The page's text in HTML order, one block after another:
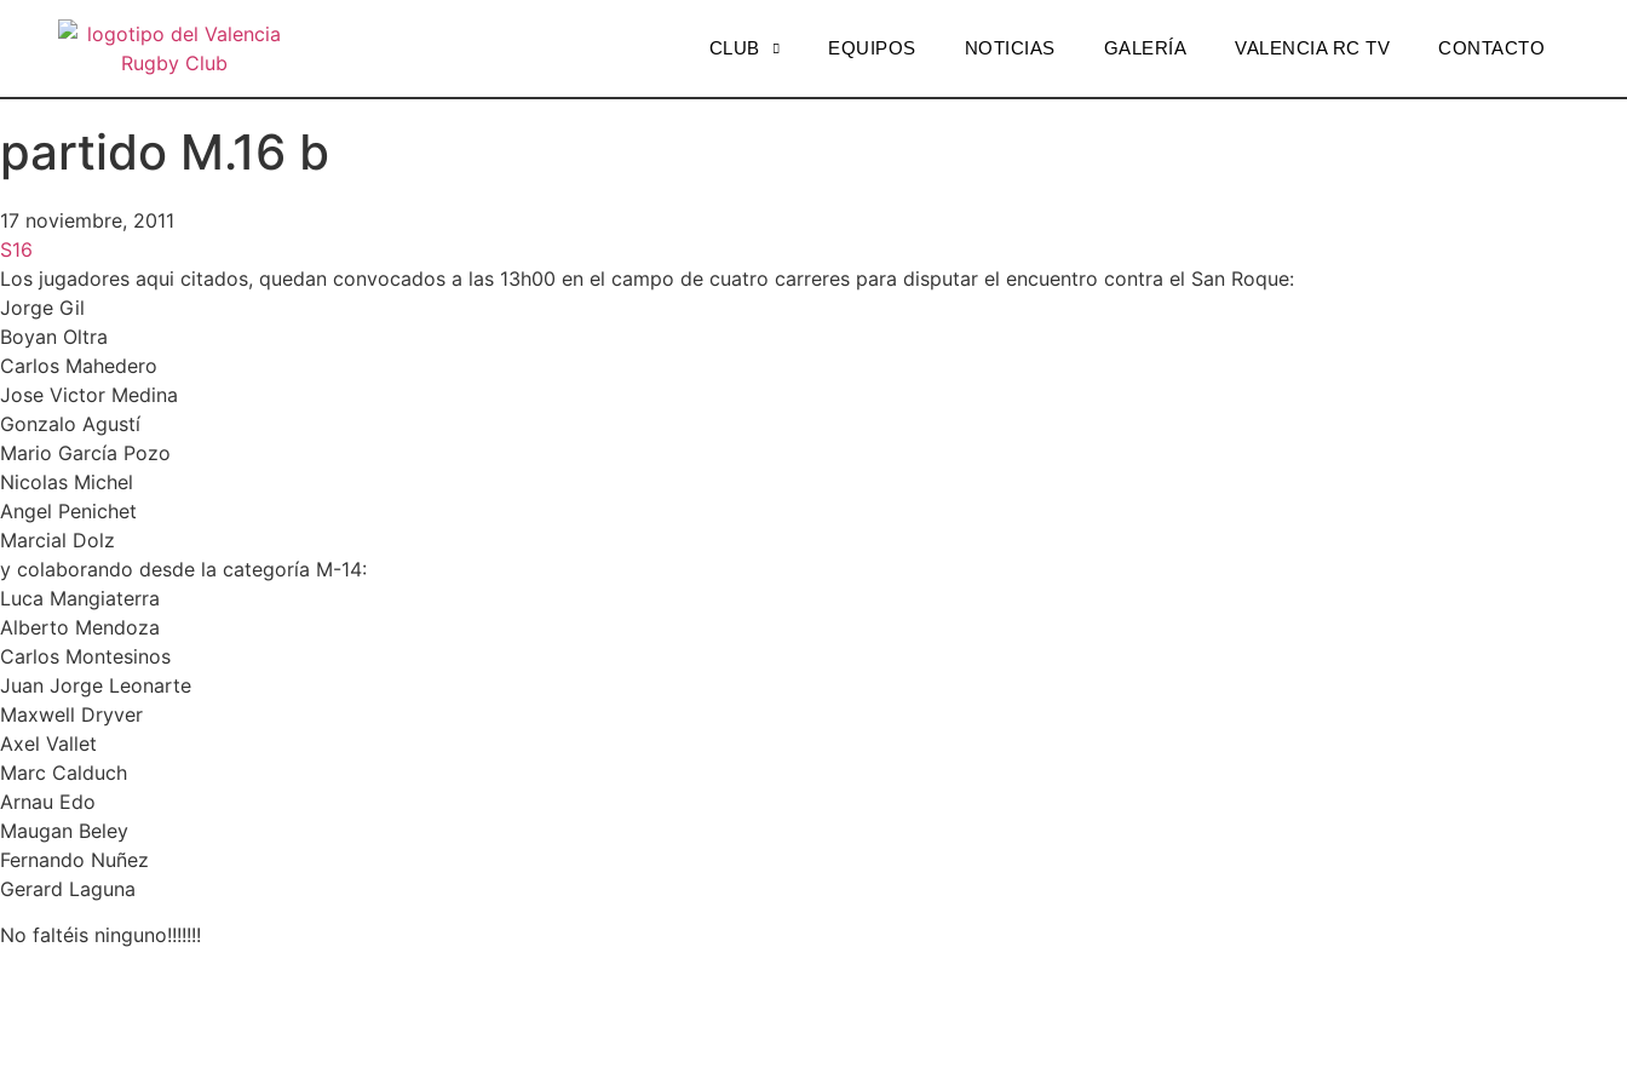
CLUB EQUIPOS NOTICIAS GALERÍA VALENCIA RC TV CONTACTO
partido M.16 b
17 noviembre, 2011
S16
Los jugadores aqui citados, quedan convocados a las 13h00 en el campo de cuatro carreres para disputar el encuentro contra el San Roque:
Jorge Gil
Boyan Oltra
Carlos Mahedero
Jose Victor Medina
Gonzalo Agustí
Mario García Pozo
Nicolas Michel
Angel Penichet
Marcial Dolz
y colaborando desde la categoría M-14:
Luca Mangiaterra
Alberto Mendoza
Carlos Montesinos
Juan Jorge Leonarte
Maxwell Dryver
Axel Vallet
Marc Calduch
Arnau Edo
Maugan Beley
Fernando Nuñez
Gerard Laguna
No faltéis ninguno!!!!!!!